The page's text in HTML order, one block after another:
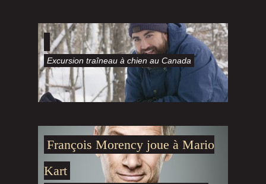
Lesquébécoisvous
parlent !
www.je-parle-quebecois.comc'est le
canadiens francophones
en visionnant des extraits vidéos drôles
de films québécois.
Excursion traîneau à chien au Canada
François Morency joue à Mario
Kart